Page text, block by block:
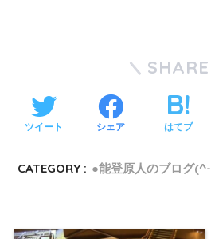
SHARE
ツイート シェア はてブ
CATEGORY : ●能登原人のブログ